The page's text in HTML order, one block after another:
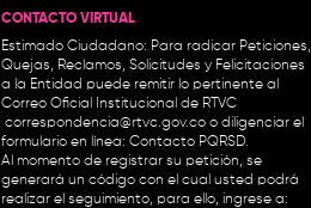
CONTACTO VIRTUAL
Estimado Ciudadano: Para radicar Peticiones,
Quejas, Reclamos, Solicitudes y Felicitaciones
a la Entidad puede remitir lo pertinente al
Correo Oficial Institucional de RTVC
correspondencia@rtvc.gov.co o diligenciar el
formulario en línea: Contacto PQRSD.
Al momento de registrar su petición, se
generará un código con el cual usted podrá
realizar el seguimiento, para ello, ingrese a: